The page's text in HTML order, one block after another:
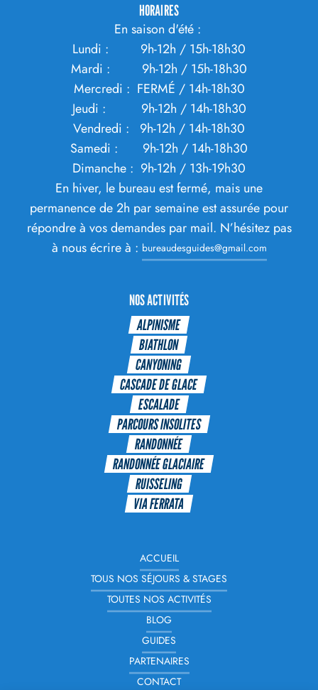
HORAIRES
En saison d'été :
Lundi : 9h-12h / 15h-18h30
Mardi : 9h-12h / 15h-18h30
Mercredi : FERMÉ / 14h-18h30
Jeudi : 9h-12h / 14h-18h30
Vendredi : 9h-12h / 14h-18h30
Samedi : 9h-12h / 14h-18h30
Dimanche : 9h-12h / 13h-19h30
En hiver, le bureau est fermé, mais une
permanence de 2h par semaine est assurée pour
répondre à vos demandes par mail. N’hésitez pas
à nous écrire à : bureaudesguides@gmail.com
NOS ACTIVITÉS
ALPINISME
BIATHLON
CANYONING
CASCADE DE GLACE
ESCALADE
PARCOURS INSOLITES
RANDONNÉE
RANDONNÉE GLACIAIRE
RUISSELING
VIA FERRATA
ACCUEIL
TOUS NOS SÉJOURS & STAGES
TOUTES NOS ACTIVITÉS
BLOG
GUIDES
PARTENAIRES
CONTACT